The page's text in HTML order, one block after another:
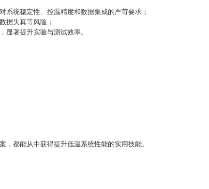
系统稳定性、控温精度和数据集成的严苛要求；
据失真等风险；
显著提升实验与测试效率。
都能从中获得提升低温系统性能的实用技能。